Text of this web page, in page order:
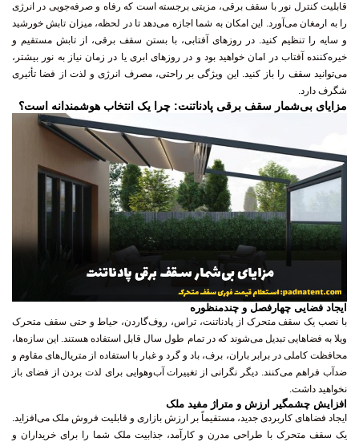
قابلیت کنترل نور با سقف برقی، مزیتی برجسته است که رفاه و صرفه‌جویی در انرژی
را به ارمغان می‌آورد. این امکان به شما اجازه می‌دهد تا در لحظه، میزان تابش خورشید
و سایه را تنظیم کنید. در روزهای آفتابی، با بستن سقف برقی، از تابش مستقیم و
خیره‌کننده آفتاب در امان خواهید بود و در روزهای ابری یا در زمان نیاز به نور بیشتر،
می‌توانید سقف را باز کنید. این ویژگی بر راحتی، مصرف انرژی و لذت از فضا تأثیری
شگرف دارد.
مزایای بی‌شمار سقف برقی پادناتنت: چرا یک انتخاب هوشمندانه است؟
ایجاد فضایی چهارفصل و چندمنظوره
با نصب یک سقف متحرک از پادناتنت، تراس، روف‌گاردن، حیاط و حتی سقف متحرک
ویلا به فضاهایی تبدیل می‌شوند که در تمام طول سال قابل استفاده هستند. این سازه‌ها،
محافظت کاملی در برابر باران، برف، باد و گرد و غبار با استفاده از متریال‌های مقاوم و
ضدآب فراهم می‌کنند. دیگر نگرانی از تغییرات آب‌وهوایی برای لذت بردن از فضای باز
نخواهید داشت.
افزایش چشمگیر ارزش و متراژ مفید ملک
ایجاد فضاهای کاربردی جدید، مستقیماً بر ارزش بازاری و قابلیت فروش ملک می‌افزاید.
یک سقف متحرک با طراحی مدرن و کارآمد، جذابیت ملک شما را برای خریداران و
مستاجران بالقوه دوچندان می‌کند. این سرمایه‌گذاری نه تنها به بهبود کیفیت زندگی